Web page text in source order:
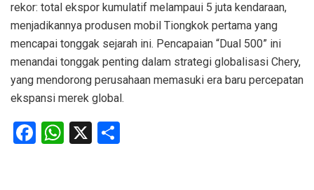
rekor: total ekspor kumulatif melampaui 5 juta kendaraan,
menjadikannya produsen mobil Tiongkok pertama yang
mencapai tonggak sejarah ini. Pencapaian “Dual 500” ini
menandai tonggak penting dalam strategi globalisasi Chery,
yang mendorong perusahaan memasuki era baru percepatan
ekspansi merek global.
Facebook
WhatsApp
X